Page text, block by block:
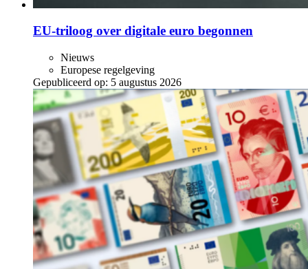
EU-triloog over digitale euro begonnen
Nieuws
Europese regelgeving
Gepubliceerd op: 5 augustus 2026